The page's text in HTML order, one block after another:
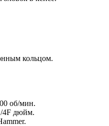
кольцом.
об/мин.
4F дюйм.